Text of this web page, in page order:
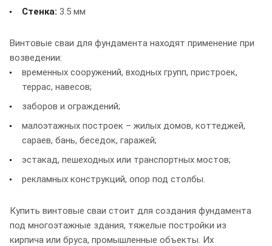
Стенка: 3.5 мм
Винтовые сваи для фундамента находят применение при
возведении:
временных сооружений, входных групп, пристроек,
террас, навесов;
заборов и ограждений;
малоэтажных построек – жилых домов, коттеджей,
сараев, бань, беседок, гаражей;
эстакад, пешеходных или транспортных мостов;
рекламных конструкций, опор под столбы.
Купить винтовые сваи стоит для создания фундамента
под многоэтажные здания, тяжелые постройки из
кирпича или бруса, промышленные объекты. Их